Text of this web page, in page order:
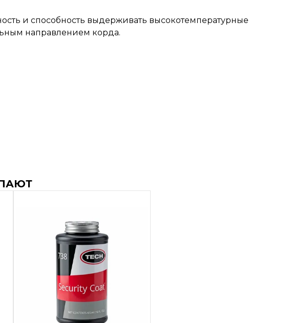
и способность выдерживать высокотемпературные
направлением корда.